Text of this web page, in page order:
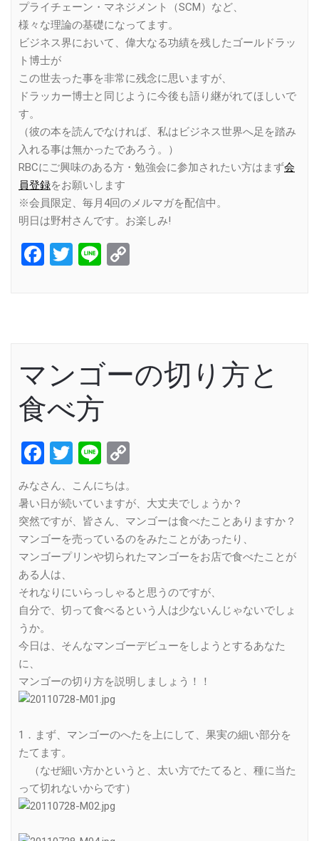
プライチェーン・マネジメント（SCM）など、
様々な理論の基礎になってます。
ビジネス界において、偉大なる功績を残したゴールドラッ
ト博士が
この世去った事を非常に残念に思いますが、
ドラッカー博士と同じように今後も語り継がれてほしいで
す。
（彼の本を読んでなければ、私はビジネス世界へ足を踏み
入れる事は無かったであろう。）
RBCにご興味のある方・勉強会に参加されたい方はまず会
員登録をお願いします
※会員限定、毎月4回のメルマガを配信中。
明日は野村さんです。お楽しみ!
Facebook
Twitter
Line
マンゴーの切り方と
食べ方
Facebook
Twitter
Line
みなさん、こんにちは。
暑い日が続いていますが、大丈夫でしょうか？
突然ですが、皆さん、マンゴーは食べたことありますか？
マンゴーを売っているのをみたことがあったり、
マンゴープリンや切られたマンゴーをお店で食べたことが
ある人は、
それなりにいらっしゃると思うのですが、
自分で、切って食べるという人は少ないんじゃないでしょ
うか。
今日は、そんなマンゴーデビューをしようとするあなた
に、
マンゴーの切り方を説明しましょう！！
1．まず、マンゴーのへたを上にして、果実の細い部分を
たてます。
（なぜ細い方かというと、太い方でたてると、種に当た
って切れないからです）